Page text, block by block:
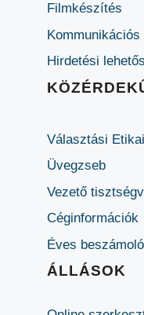
Filmkészítés
Hirdetési
Választási
Üvegzseb
Vezető
Céginformációk
Éves
ÁLLÁSOK